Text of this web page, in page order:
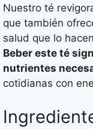
Nuestro té
que también
salud que lo
Beber este té
nutrientes
cotidianas con